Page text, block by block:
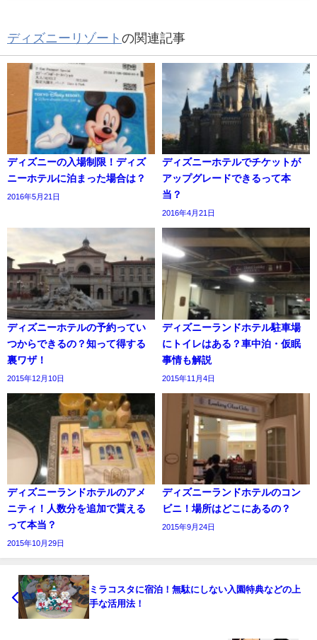
ディズニーリゾート の関連記事
ディズニーの入場制限！ディズ
ニーホテルに泊まった場合は？
2016年5月21日
ディズニーホテルでチケットが
アップグレードできるって本
当？
2016年4月21日
ディズニーホテルの予約ってい
つからできるの？知って得する
裏ワザ！
2015年12月10日
ディズニーランドホテル駐車場
にトイレはある？車中泊・仮眠
事情も解説
2015年11月4日
ディズニーランドホテルのアメ
ニティ！人数分を追加で貰える
って本当？
2015年10月29日
ディズニーランドホテルのコン
ビニ！場所はどこにあるの？
2015年9月24日
ミラコスタに宿泊！無駄にしない入園特典などの上
手な活用法！